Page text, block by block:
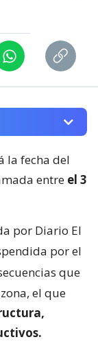
la fecha del
entre el 3
por Diario El
por el
que
el que